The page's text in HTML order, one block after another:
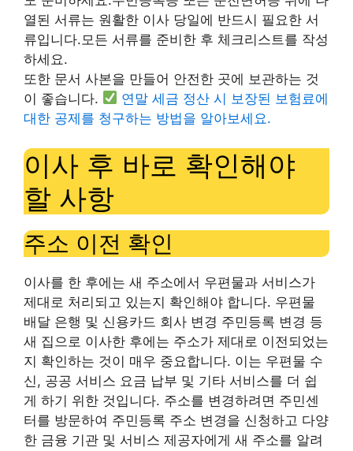
열된 서류는 원활한 이사 당일에 반드시 필요한 서
류입니다.모든 서류를 준비한 후 체크리스트를 작성
하세요.
또한 문서 사본을 만들어 안전한 곳에 보관하는 것
이 좋습니다.
연말 세금 정산 시 보장된 보험료에
대한 공제를 청구하는 방법을 알아보세요.
이사 후 바로 확인해야
할 사항
주소 이전 확인
이사를 한 후에는 새 주소에서 우편물과 서비스가
제대로 처리되고 있는지 확인해야 합니다. 우편물
배달 은행 및 신용카드 회사 변경 주민등록 변경 등
새 집으로 이사한 후에는 주소가 제대로 이전되었는
지 확인하는 것이 매우 중요합니다. 이는 우편물 수
신, 공공 서비스 요금 납부 및 기타 서비스를 더 쉽
게 하기 위한 것입니다. 주소를 변경하려면 주민센
터를 방문하여 주민등록 주소 변경을 신청하고 다양
한 금융 기관 및 서비스 제공자에게 새 주소를 알려